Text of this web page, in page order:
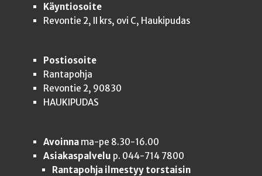
Käyntiosoite
Revontie 2, II krs, ovi C, Haukipudas
Postiosoite
Rantapohja
Revontie 2, 90830
HAUKIPUDAS
Avoinnama-pe 8.30-16.00
Asiakaspalvelu p. 044-714 7800
Rantapohja ilmestyy torstaisin